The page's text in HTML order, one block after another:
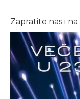
Zapratite nas i na